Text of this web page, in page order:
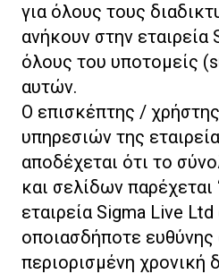
για όλους τους
ανήκουν στην εταιρεία
όλους του υποτομείς
αυτών.
Ο επισκέπτης /
υπηρεσιών της
αποδέχεται ότι το
και σελίδων παρέχεται
εταιρεία Sigma Live Ltd
οποιασδήποτε ευθύνης
περιορισμένη χρονική